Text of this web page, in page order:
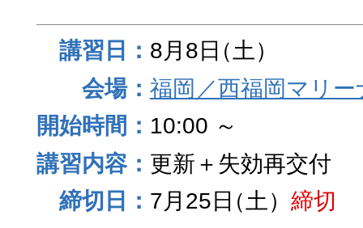
8月8日（土）
福岡／西福岡マリ
10:00 ～
更新＋失効再交付
7月25日（土） 締切